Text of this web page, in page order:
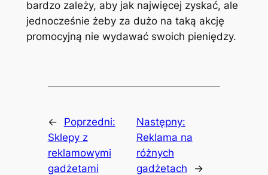
bardzo zależy, aby jak najwięcej zyskać, ale
jednocześnie żeby za dużo na taką akcję
promocyjną nie wydawać swoich pieniędzy.
←
Poprzedni:
Sklepy z
reklamowymi
gadżetami
Następny:
Reklama na
różnych
gadżetach
→